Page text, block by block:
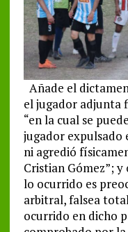
Añade el
el jugador adjunta
“en la cual se
jugador expulsado
ni agredió
Cristian Gómez”; y
lo ocurrido es
arbitral, falsea
ocurrido en dicho